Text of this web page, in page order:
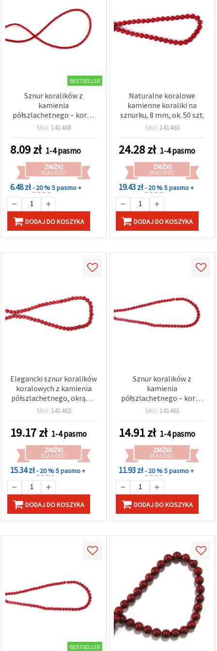
BESTSELLER
Sznur koralików z
kamienia
półszlachetnego – koral,
okrągłe 2,7 mm, ok. 150
SKU: 141468
8.09zł 1-4 pasmo
ZNIŻKI
DLA ILOŚCI
6.48 zł- 20 %5 pasmo +
DODAJ DO KOSZYKA
Naturalne koralowe
kamienne koraliki na
sznurku, 8 mm, ok. 50 szt.
SKU: 141463
24.28zł 1-4 pasmo
ZNIŻKI
DLA ILOŚCI
19.43 zł- 20 %5 pasmo +
DODAJ DO KOSZYKA
Elegancki sznur koralików
koralowych z kamienia
półszlachetnego, okrągłe
6 mm, ok. 64 szt.
SKU: 141462
19.17zł 1-4 pasmo
ZNIŻKI
DLA ILOŚCI
15.34 zł- 20 %5 pasmo +
DODAJ DO KOSZYKA
Sznur koralików z
kamienia
półszlachetnego – koral,
okrągłe 4 mm, ok. 100
SKU: 141461
14.91zł 1-4 pasmo
ZNIŻKI
DLA ILOŚCI
11.93 zł- 20 %5 pasmo +
DODAJ DO KOSZYKA
BESTSELLER